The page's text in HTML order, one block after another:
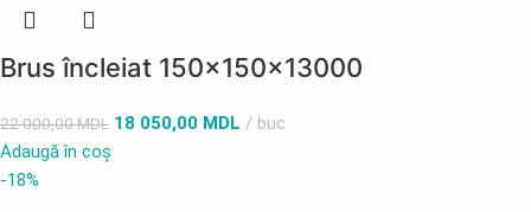
Brus încleiat 150x150x13000
22 000,00MDL 18 050,00 MDL
buc
Adaugă în coș
-18%